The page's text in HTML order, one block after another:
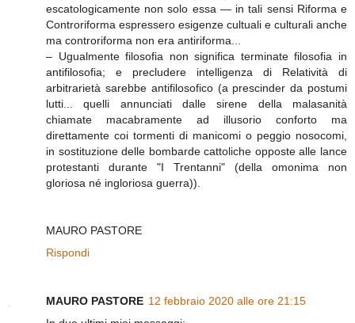
escatologicamente non solo essa — in tali sensi Riforma e
Controriforma espressero esigenze cultuali e culturali anche
ma controriforma non era antiriforma...
– Ugualmente filosofia non significa terminate filosofia in
antifilosofia; e precludere intelligenza di Relatività di
arbitrarietà sarebbe antifilosofico (a prescinder da postumi
lutti... quelli annunciati dalle sirene della malasanità
chiamate macabramente ad illusorio conforto ma
direttamente coi tormenti di manicomi o peggio nosocomi,
in sostituzione delle bombarde cattoliche opposte alle lance
protestanti durante "I Trentanni" (della omonima non
gloriosa né ingloriosa guerra)).
MAURO PASTORE
Rispondi
MAURO PASTORE 12 febbraio 2020 alle ore 21:15